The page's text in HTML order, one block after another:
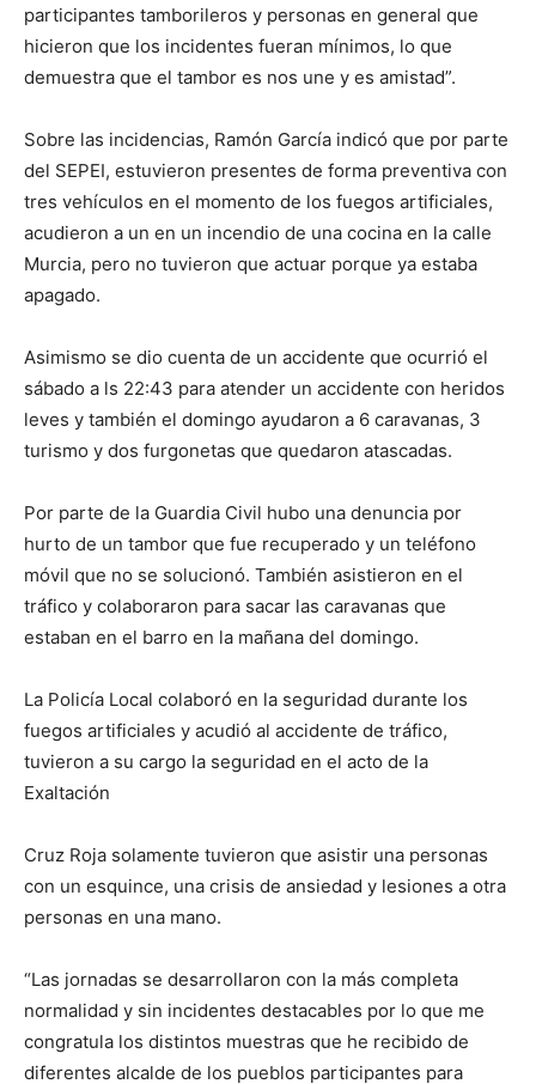
participantes tamborileros y personas en general que
hicieron que los incidentes fueran mínimos, lo que
demuestra que el tambor es nos une y es amistad”.
Sobre las incidencias, Ramón García indicó que por parte
del SEPEI, estuvieron presentes de forma preventiva con
tres vehículos en el momento de los fuegos artificiales,
acudieron a un en un incendio de una cocina en la calle
Murcia, pero no tuvieron que actuar porque ya estaba
apagado.
Asimismo se dio cuenta de un accidente que ocurrió el
sábado a ls 22:43 para atender un accidente con heridos
leves y también el domingo ayudaron a 6 caravanas, 3
turismo y dos furgonetas que quedaron atascadas.
Por parte de la Guardia Civil hubo una denuncia por
hurto de un tambor que fue recuperado y un teléfono
móvil que no se solucionó. También asistieron en el
tráfico y colaboraron para sacar las caravanas que
estaban en el barro en la mañana del domingo.
La Policía Local colaboró en la seguridad durante los
fuegos artificiales y acudió al accidente de tráfico,
tuvieron a su cargo la seguridad en el acto de la
Exaltación
Cruz Roja solamente tuvieron que asistir una personas
con un esquince, una crisis de ansiedad y lesiones a otra
personas en una mano.
“Las jornadas se desarrollaron con la más completa
normalidad y sin incidentes destacables por lo que me
congratula los distintos muestras que he recibido de
diferentes alcalde de los pueblos participantes para